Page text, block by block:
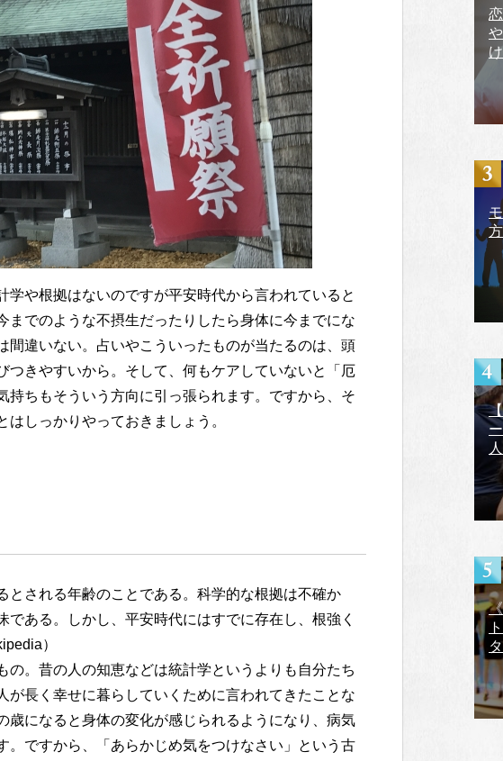
学や根拠はないのですが平安時代から言われていると
までのような不摂生だったりしたら身体に今までにな
間違いない。占いやこういったものが当たるのは、頭
つきやすいから。そして、何もケアしていないと「厄
持ちもそういう方向に引っ張られます。ですから、そ
しっかりやっておきましょう。
とされる年齢のことである。科学的な根拠は不確か
ある。しかし、平安時代にはすでに存在し、根強く
）
の。昔の人の知恵などは統計学というよりも自分たち
が長く幸せに暮らしていくために言われてきたことな
歳になると身体の変化が感じられるようになり、病気
。ですから、「あらかじめ気をつけなさい」という古